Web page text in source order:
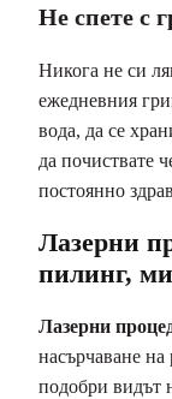
Не спете с
Никога не си
ежедневния
вода, да се
да почиствате
постоянно
Лазерни
пилинг,
Лазерни
насърчаване на
подобри видът